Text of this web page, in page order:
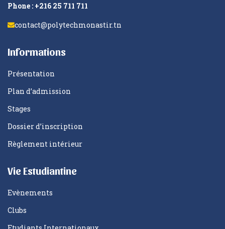
Phone : +216 25 711 711
contact@polytechmonastir.tn
Informations
Présentation
Plan d’admission
Stages
Dossier d’inscription
Règlement intérieur
Vie Estudiantine
Evènements
Clubs